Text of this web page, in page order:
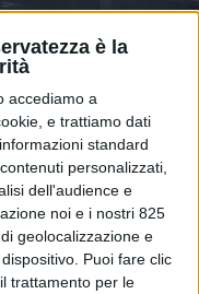
è la
accediamo a
e trattiamo dati
standard
personalizzati,
dell'audience e
noi e i nostri 825
geolocalizzazione e
Puoi fare clic
trattamento per le
il 44%
terzi